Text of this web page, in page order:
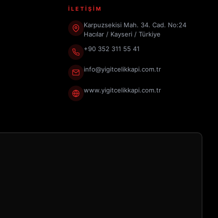
İLETİŞİM
Karpuzsekisi Mah. 34. Cad. No:24
Hacılar / Kayseri / Türkiye
+90 352 311 55 41
info@yigitcelikkapi.com.tr
www.yigitcelikkapi.com.tr